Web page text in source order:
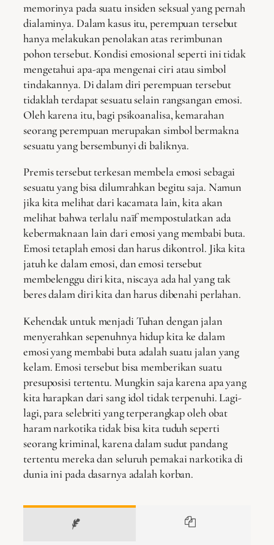
memorinya pada suatu insiden seksual yang pernah
dialaminya. Dalam kasus itu, perempuan tersebut
hanya melakukan penolakan atas rerimbunan
pohon tersebut. Kondisi emosional seperti ini tidak
mengetahui apa-apa mengenai ciri atau simbol
tindakannya. Di dalam diri perempuan tersebut
tidaklah terdapat sesuatu selain rangsangan emosi.
Oleh karena itu, bagi psikoanalisa, kemarahan
seorang perempuan merupakan simbol bermakna
sesuatu yang bersembunyi di baliknya.
Premis tersebut terkesan membela emosi sebagai
sesuatu yang bisa dilumrahkan begitu saja. Namun
jika kita melihat dari kacamata lain, kita akan
melihat bahwa terlalu naïf mempostulatkan ada
kebermaknaan lain dari emosi yang membabi buta.
Emosi tetaplah emosi dan harus dikontrol. Jika kita
jatuh ke dalam emosi, dan emosi tersebut
membelenggu diri kita, niscaya ada hal yang tak
beres dalam diri kita dan harus dibenahi perlahan.
Kehendak untuk menjadi Tuhan dengan jalan
menyerahkan sepenuhnya hidup kita ke dalam
emosi yang membabi buta adalah suatu jalan yang
kelam. Emosi tersebut bisa memberikan suatu
presuposisi tertentu. Mungkin saja karena apa yang
kita harapkan dari sang idol tidak terpenuhi. Lagi-
lagi, para selebriti yang terperangkap oleh obat
haram narkotika tidak bisa kita tuduh seperti
seorang kriminal, karena dalam sudut pandang
tertentu mereka dan seluruh pemakai narkotika di
dunia ini pada dasarnya adalah korban.